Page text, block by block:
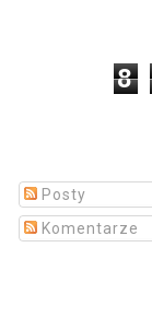
8
Posty
Komentarze